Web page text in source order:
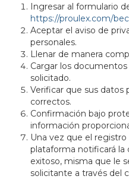
Ingresar al formulario
https://proulex.com/
Aceptar el aviso de
personales.
Llenar de manera
Cargar los
solicitado.
Verificar que sus datos
correctos.
Confirmación bajo
información
Una vez que el
plataforma notificará
exitoso, misma que le
solicitante a través del